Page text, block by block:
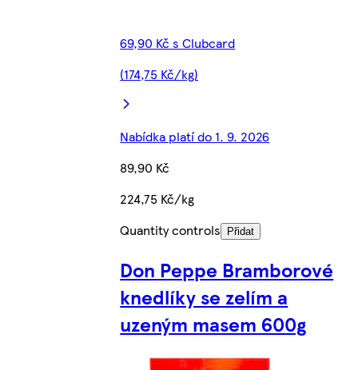
69,90 Kč s Clubcard
(174,75 Kč/kg)
Nabídka platí do 1. 9. 2026
89,90 Kč
224,75 Kč/kg
Quantity controls
Přidat
Don Peppe Bramborové
knedlíky se zelím a
uzeným masem 600g